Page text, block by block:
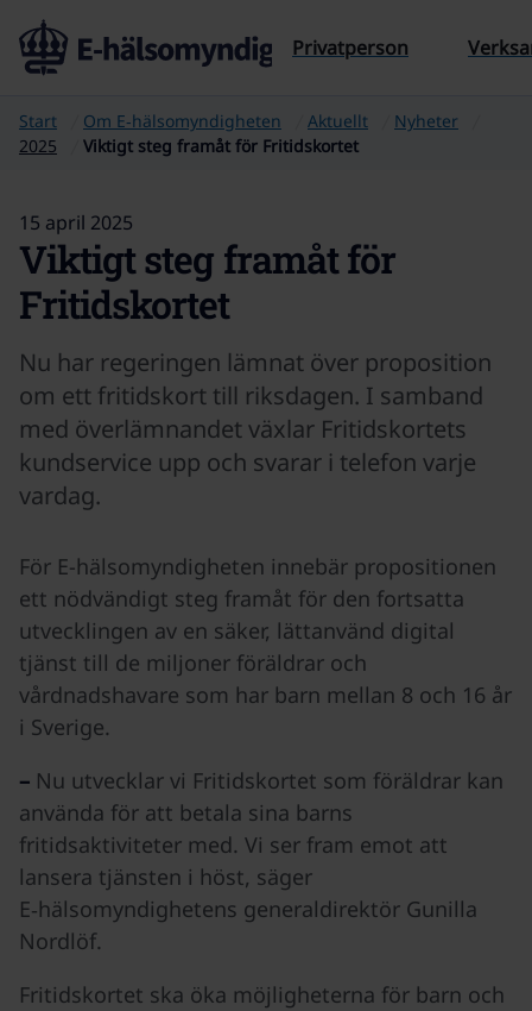
Till sidans innehåll
Privatperson
Start Om E‑hälsomyndigheten Aktuellt
Nyheter
2025
Viktigt steg framåt för Fritidskortet
Viktigt steg framåt för
Fritidskortet
15 april 2025
Nu har regeringen lämnat över proposition
om ett fritidskort till riksdagen. I samband
med överlämnandet växlar Fritidskortets
kundservice upp och svarar i telefon varje
vardag.
För E-hälsomyndigheten innebär propositionen
ett nödvändigt steg framåt för den fortsatta
utvecklingen av en säker, lättanvänd digital
tjänst till de miljoner föräldrar och
vårdnadshavare som har barn mellan 8 och 16 år
i Sverige.
– Nu utvecklar vi Fritidskortet som föräldrar kan
använda för att betala sina barns
fritidsaktiviteter med. Vi ser fram emot att
lansera tjänsten i höst, säger
E‑hälsomyndighetens generaldirektör Gunilla
Nordlöf.
Fritidskortet ska öka möjligheterna för barn och